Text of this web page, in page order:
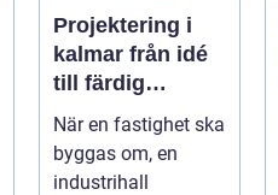
Projektering i
kalmar från idé
till färdig
lösning
När en fastighet ska
byggas om, en
industrihall